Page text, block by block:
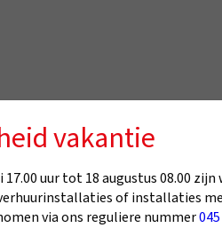
*
vakantie
17.00 uur tot 18 augustus 08.00
of installaties
via ons reguliere nummer